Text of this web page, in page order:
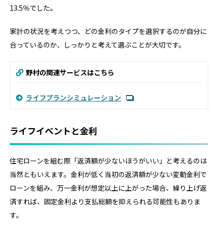
13.5％でした。
家計の状況を考えつつ、どの金利のタイプを選択するのが自分に
合っているのか、しっかりと考えて選ぶことが大切です。
野村の関連サービスはこちら
ライフプランシミュレーション
ライフイベントと金利
住宅ローンを組む際「返済額が少ないほうがいい」と考えるのは
当然ともいえます。金利が低く当初の返済額が少ない変動金利で
ローンを組み、万一金利が想定以上に上がった場合、繰り上げ返
済すれば、固定金利より支払総額を抑えられる可能性もありま
す。